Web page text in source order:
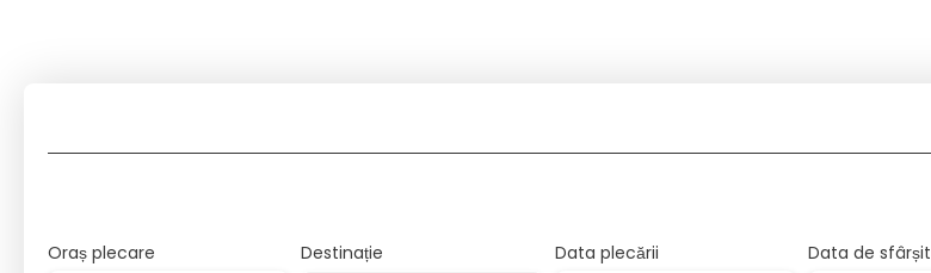
Oraș plecare Destinație Data plecării Data de sfârșit